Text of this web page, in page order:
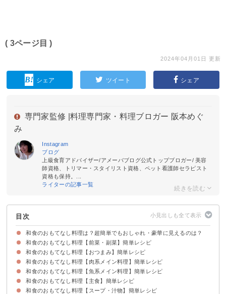
( 3ページ目 )
2024年04月01日 更新
シェア ツイート シェア
専門家監修 | 料理専門家・料理ブロガー 阪本めぐ
み
Instagram
ブログ
上級食育アドバイザー/アメーバブログ公式トップブロガー/ 美容
師資格、トリマー・スタイリスト資格、ペット看護師セラピスト
資格も保持。...
ライターの記事一覧
目次
和食のおもてなし料理は？超簡単でもおしゃれ・豪華に見えるのは？
和食のおもてなし料理【前菜・副菜】簡単レシピ
①豪華に見える卵豆腐
②揚げない野菜の揚げびたし
③おしゃれな和風ゼリー寄せ
④白だしで簡単茶碗蒸し
和食のおもてなし料理【おつまみ】簡単レシピ
①花れんこんのゆかり漬け
②高野豆腐の簡単味噌田楽
③切り干し大根の煮物
④菜の花のからし和え
和食のおもてなし料理【肉系メイン料理】簡単レシピ
①簡単で美味しい豚の角煮
②手羽先のお酢煮
③肉じゃが
④治部煮
和食のおもてなし料理【魚系メイン料理】簡単レシピ
①鱈のホイル焼き
②ブリ大根
③鯖の竜田揚げ
④鯵の南蛮漬け
和食のおもてなし料理【主食】簡単レシピ
①ちらし寿司
②手まり寿司
③そば稲荷
④海苔巻き
⑤炊き込みご飯
和食のおもてなし料理【スープ・汁物】簡単レシピ